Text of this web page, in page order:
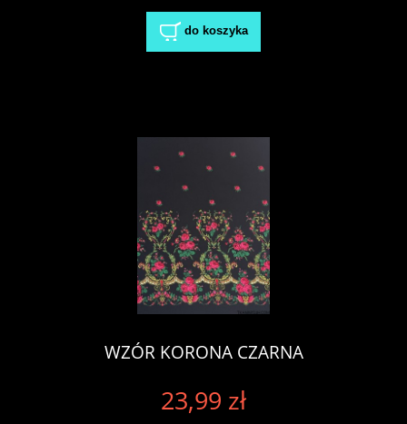
do koszyka
WZÓR KORONA CZARNA
23,99 zł